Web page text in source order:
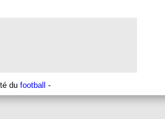
du football -